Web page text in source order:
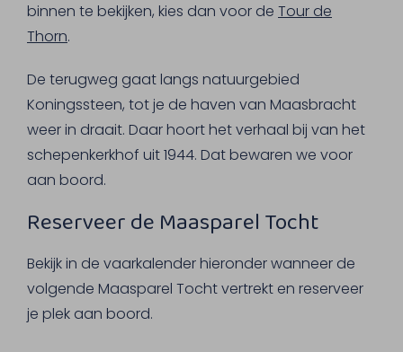
binnen te bekijken, kies dan voor de Tour de
Thorn.
De terugweg gaat langs natuurgebied
Koningssteen, tot je de haven van Maasbracht
weer in draait. Daar hoort het verhaal bij van het
schepenkerkhof uit 1944. Dat bewaren we voor
aan boord.
Reserveer de Maasparel Tocht
Bekijk in de vaarkalender hieronder wanneer de
volgende Maasparel Tocht vertrekt en reserveer
je plek aan boord.